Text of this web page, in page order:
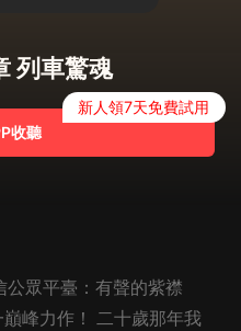
列車驚魂
收聽
新人領7天免費試用
公眾平臺：有聲的紫襟
巔峰力作！ 二十歲那年我